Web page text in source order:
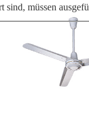
sind, müssen